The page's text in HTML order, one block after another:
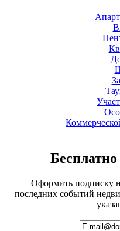
Оформить подписку
последних событий